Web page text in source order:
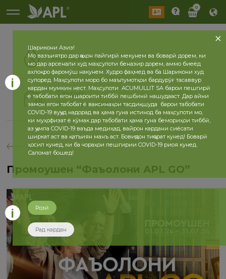
0
Амалкунанда
Таърих
2026 сол 2025 сол
бозгашт
Промоушен “Фаъолони APL GO”
Шарикони Азиз!
Мо вазъиятро дар ҷаҳон пайгирӣ мекунем ва боварӣ дорем, ки
мо дар арсенали худ маҳсулоти беназир дорем, аммо биеёд
ахлоқро фаромӯш накунем. Худро фаҳмед ва ба Шарикони худ
супоред. Маҳсулоти моро бо маълумотҳои бардурӯғ тасаввур
кардан мумкин нест. Маҳсулоти ACUMULLIT SA барои пешгирӣ
ё табобати ягон шароити тиббӣ пешбинӣ нашудааст. Дар айни
замон ягон табобат ё ваксинаҳои тасдиқшуда барои табобати
COVID-19 вуҷуд надорад ва ҳама гуна истинод ба маҳсулоти мо,
ки муҳофизат ё кӯмак дар табобати ҳама гуна бемориҳои тиббӣ,
аз ҷумла COVID-19 ваъда медиҳад, вайрон кардани сиёсати
ширкат аст ва қатъиян манъ аст. Бовиҷдон тиҷорат кунед! Боварӣ
ҳосил кунед, ки ба чораҳои пешгирии COVID-19 риоя кунед.
Саломат бошед!
Розӣ
Рад кардан